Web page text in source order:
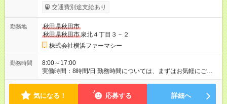
ラス100円 ★登録販売者資格をお持ちの場合は、基本時給に資格
手当がつきます。 登録販売者資格を取得したので経験を積みた
者要件がある場合：＋90円 【試用期間】試用期間あり 試用期間
の長さ：3ヶ月 雇用形態、給与は本採用時と同じです。
交通費別途支給あり
勤務地
秋田県秋田市
秋田県秋田市 泉北４丁目３－２
株式会社横浜ファーマシー
勤務時間
8:00～17:00
実働時間：8時間/日 勤務時間については、まずはお気軽にご相
談ください。
気になる！ 応募する 詳細へ